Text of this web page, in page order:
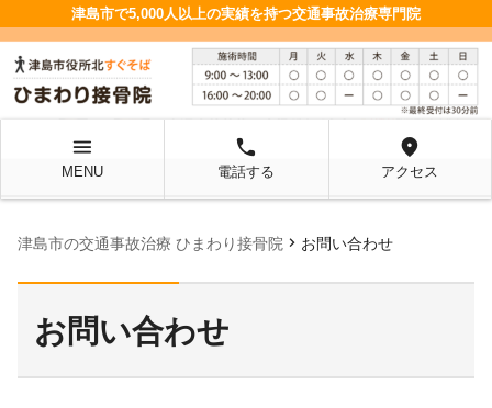
津島市で5,000人以上の実績を持つ交通事故治療専門院
menu
MENU
local_phone
電話する
location_on
アクセス
津島市の交通事故治療 ひまわり接骨院 chevron_right お問い合わせ
お問い合わせ